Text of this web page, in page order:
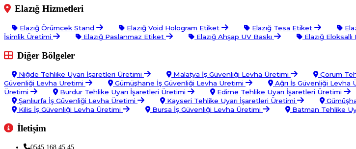
Elazığ Hizmetleri
Elazığ Örümcek Stand Elazığ Void Hologram Etiket Elazığ Tesa Etiket
İsimlik Üretimi
Elazığ Paslanmaz Etiket Elazığ Ahşap UV Baskı Elazığ
Diğer Bölgeler
Niğde Tehlike Uyarı İşaretleri Üretimi Malatya İş Güvenliği Levha Üretimi Çorum
Güvenliği Levha Üretimi
Gümüşhane İş Güvenliği Levha Üretimi Ağrı İş Güvenliği Levha
Üretimi
Burdur Tehlike Uyarı İşaretleri Üretimi Edirne Tehlike Uyarı İşaretleri Üretimi
Şanlıurfa İş Güvenliği Levha Üretimi
Kayseri Tehlike Uyarı İşaretleri Üretimi
Kilis İş Güvenliği Levha Üretimi
Bursa İş Güvenliği Levha Üretimi Batman Tehlike
İletişim
0545 168 45 45